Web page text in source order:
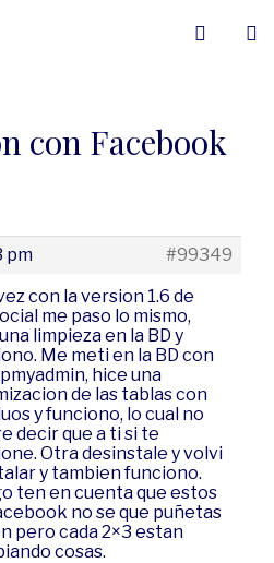
con Facebook
pm
#99349
con la version 1.6 de
me paso lo mismo,
limpieza en la BD y
Me meti en la BD con
hice una
de las tablas con
y funciono, lo cual no
decir que a ti si te
Otra desinstale y volvi
y tambien funciono.
ten en cuenta que estos
no se que puñetas
pero cada 2×3 estan
cosas.